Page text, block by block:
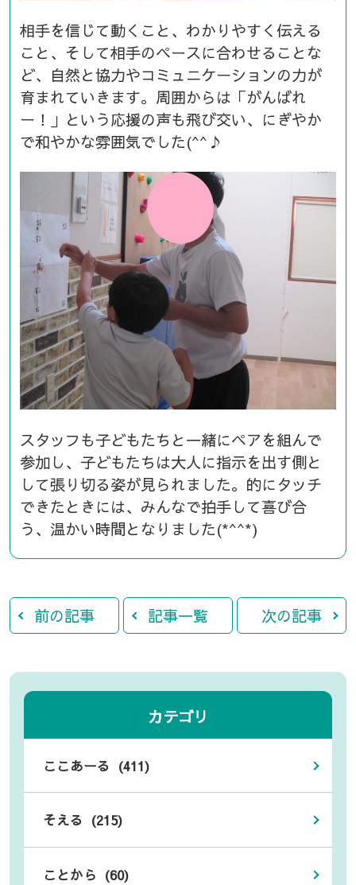
相手を信じて動くこと、わかりやすく伝える
こと、そして相手のペースに合わせることな
ど、自然と協力やコミュニケーションの力が
育まれていきます。周囲からは「がんばれ
ー！」という応援の声も飛び交い、にぎやか
で和やかな雰囲気でした(^^♪
スタッフも子どもたちと一緒にペアを組んで
参加し、子どもたちは大人に指示を出す側と
して張り切る姿が見られました。的にタッチ
できたときには、みんなで拍手して喜び合
う、温かい時間となりました(*^^*)
前の記事 記事一覧 次の記事
カテゴリ
ここあーる (411)
そえる (215)
ことから (60)